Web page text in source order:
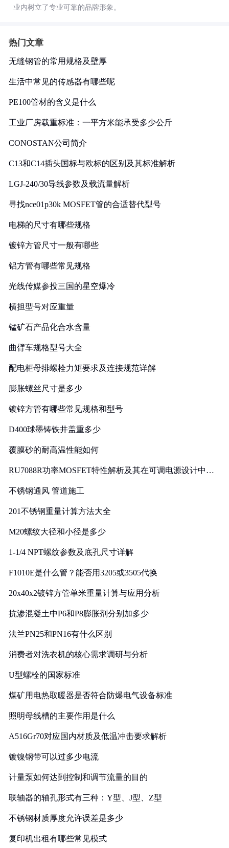
业内树立了专业可靠的品牌形象。
热门文章
无缝钢管的常用规格及壁厚
生活中常见的传感器有哪些呢
PE100管材的含义是什么
工业厂房载重标准：一平方米能承受多少公斤
CONOSTAN公司简介
C13和C14插头国标与欧标的区别及其标准解析
LGJ-240/30导线参数及载流量解析
寻找nce01p30k MOSFET管的合适替代型号
电梯的尺寸有哪些规格
镀锌方管尺寸一般有哪些
铝方管有哪些常见规格
光线传媒参投三国的星空爆冷
横担型号对应重量
锰矿石产品化合水含量
曲臂车规格型号大全
配电柜母排螺栓力矩要求及连接规范详解
膨胀螺丝尺寸是多少
镀锌方管有哪些常见规格和型号
D400球墨铸铁井盖重多少
覆膜砂的耐高温性能如何
RU7088R功率MOSFET特性解析及其在可调电源设计中的
不锈钢通风 管道施工
201不锈钢重量计算方法大全
M20螺纹大径和小径是多少
1-1/4 NPT螺纹参数及底孔尺寸详解
F1010E是什么管？能否用3205或3505代换
20x40x2镀锌方管单米重量计算与应用分析
抗渗混凝土中P6和P8膨胀剂分别加多少
法兰PN25和PN16有什么区别
消费者对洗衣机的核心需求调研与分析
U型螺栓的国家标准
煤矿用电热取暖器是否符合防爆电气设备标准
照明母线槽的主要作用是什么
A516Gr70对应国内材质及低温冲击要求解析
镀镍钢带可以过多少电流
计量泵如何达到控制和调节流量的目的
联轴器的轴孔形式有三种：Y型、J型、Z型
不锈钢材质厚度允许误差是多少
复印机出租有哪些常见模式